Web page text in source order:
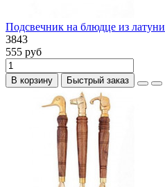
Подсвечник на блюдце из латуни
3843
555 руб
В корзину Быстрый заказ